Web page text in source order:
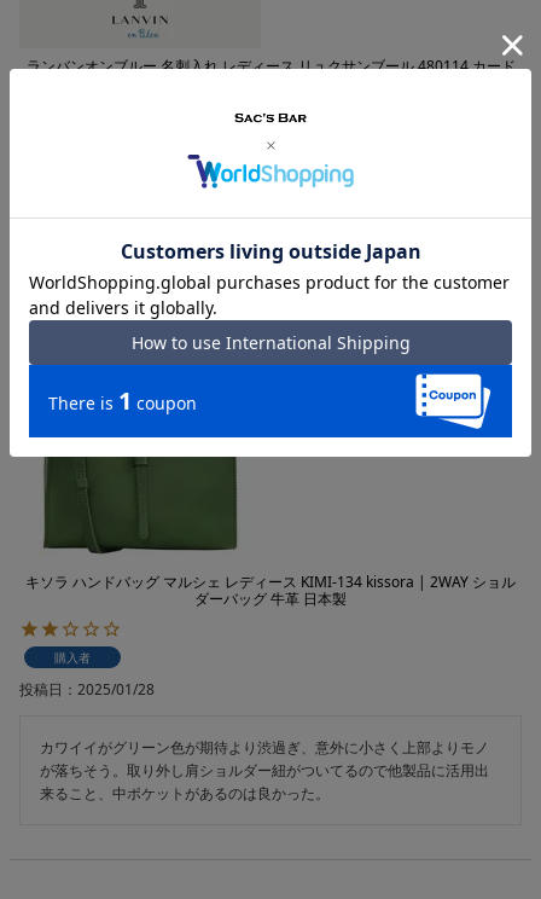
ランバンオンブルー 名刺入れ レディース リュクサンブール 480114 カード
キソラ ハンドバッグ マルシェ レディース KIMI-134 kissora | 2WAY ショル
ダーバッグ 牛革 日本製
購入者
投稿日 2025/01/28
カワイイがグリーン色が期待より渋過ぎ、意外に小さく上部よりモノ
が落ちそう。取り外し肩ショルダー紐がついてるので他製品に活用出
来ること、中ポケットがあるのは良かった。